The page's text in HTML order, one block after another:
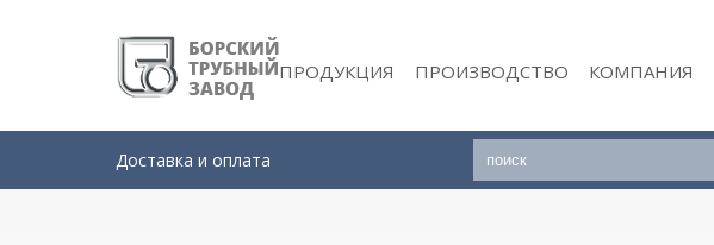
ПРОДУКЦИЯ ПРОИЗВОДСТВО КОМПАНИЯ
Доставка и оплата